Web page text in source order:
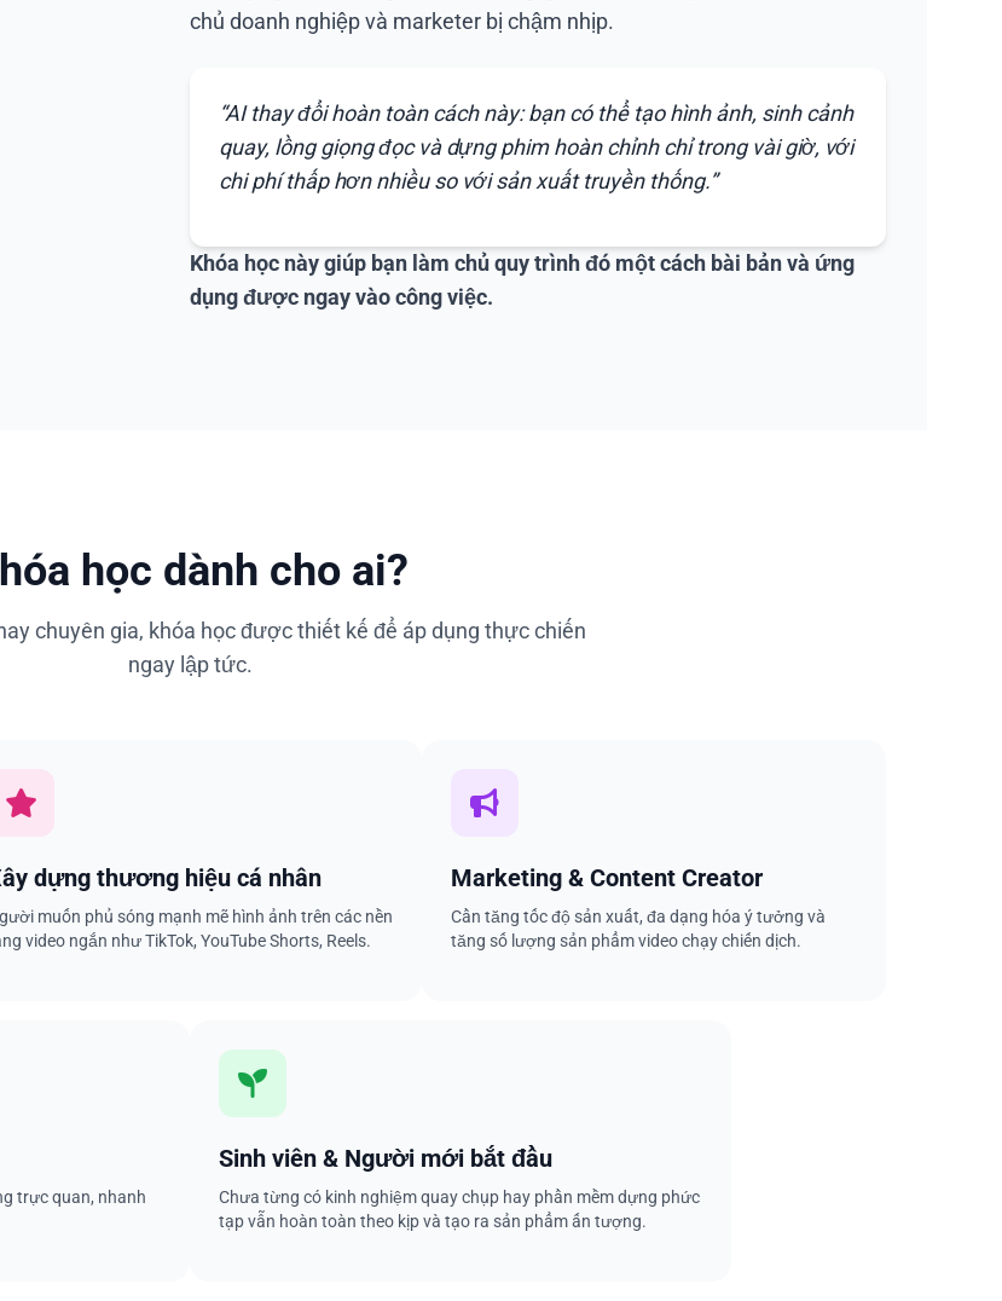
chủ doanh nghiệp và marketer bị chậm nhịp.
“AI thay đổi hoàn toàn cách này: bạn có thể tạo hình ảnh, sinh cảnh
quay, lồng giọng đọc và dựng phim hoàn chỉnh chỉ trong vài giờ, với
chi phí thấp hơn nhiều so với sản xuất truyền thống.”
Khóa học này giúp bạn làm chủ quy trình đó một cách bài bản và ứng
dụng được ngay vào công việc.
học dành cho ai?
chuyên gia, khóa học được thiết kế để áp dụng thực chiến
ngay lập tức.
dựng thương hiệu cá nhân
muốn phủ sóng mạnh mẽ hình ảnh trên các nền
video ngắn như TikTok, YouTube Shorts, Reels.
Marketing & Content Creator
Cần tăng tốc độ sản xuất, đa dạng hóa ý tưởng và
tăng số lượng sản phẩm video chạy chiến dịch.
trực quan, nhanh
Sinh viên & Người mới bắt đầu
Chưa từng có kinh nghiệm quay chụp hay phần mềm dựng phức
tạp vẫn hoàn toàn theo kịp và tạo ra sản phẩm ấn tượng.